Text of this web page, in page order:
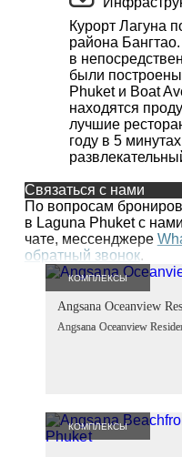
Курорт Лагуна
района
в
были
Phuket и Boat
находятся
лучшие
году в 5
Связаться с нами
По вопросам
в Laguna Phuket с
чате, мессенджере
обратный звонок.
КОМПЛЕКСЫ
Angsana Oceanview
Angsana Oceanview
КОМПЛЕКСЫ